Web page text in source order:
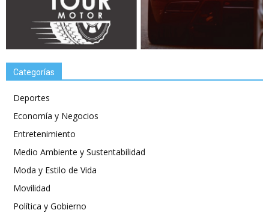
Categorías
Deportes
Economía y Negocios
Entretenimiento
Medio Ambiente y Sustentabilidad
Moda y Estilo de Vida
Movilidad
Política y Gobierno